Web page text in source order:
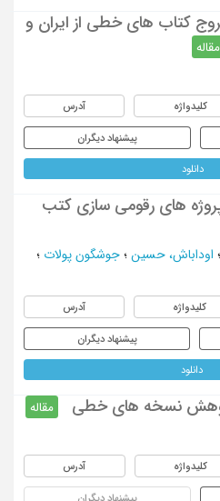
کتاب های خطی از ایران و
مقاله
کلیدواژه آدرس
پیشنهاد دیگران
دانلود
های رقومی سازی کتب
؛ اوداباش، حسین ؛ جوشگون پولات ؛
کلیدواژه آدرس
پیشنهاد دیگران
دانلود
نسخه های خطی
مقاله
کلیدواژه آدرس
پیشنهاد دیگران